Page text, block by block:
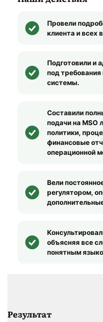
Провели
клиента и всех
Подготовили и
под требования
системы.
Составили
подачи на MSO
политики,
финансовые
операционной
Вели
регулятором,
объясняя все
понятным
Результат